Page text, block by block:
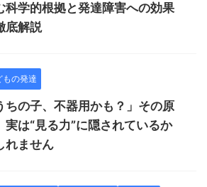
科学的根拠と発達障害への効果
底解説
もの発達
ちの子、不器用かも？」その原
実は“見る力”に隠されているか
れません